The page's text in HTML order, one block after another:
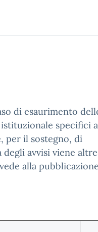
di esaurimento
specifici
per il sostegno, di
avvisi viene
alla